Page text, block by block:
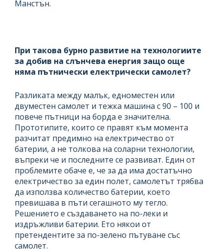
Манстън.
При такова бурно развитие на технологиите
за добив на слънчева енергия защо още
няма пътнически електрически самолет?
Разликата между малък, едноместен или
двуместен самолет и тежка машина с 90 – 100 и
повече пътници на борда е значителна.
Прототипите, които се правят към момента
разчитат предимно на електричество от
батерии, а не толкова на соларни технологии,
въпреки че и последните се развиват. Един от
проблемите обаче е, че за да има достатъчно
електричество за един полет, самолетът трябва
да използва количество батерии, което
превишава в пъти сегашното му тегло.
Решението е създаването на по-леки и
издръжливи батерии. Ето някои от
претендентите за по-зелено пътуване със
самолет.